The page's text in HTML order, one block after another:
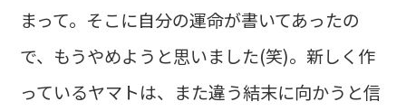
まって。そこに自分の運命が書いてあったの
で、もうやめようと思いました(笑)。新しく作
っているヤマトは、また違う結末に向かうと信